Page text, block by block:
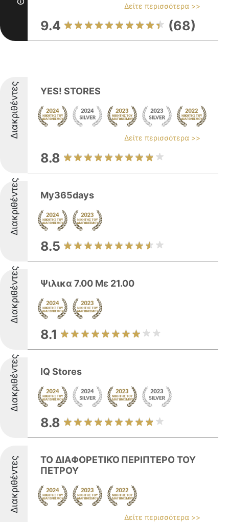
Δείτε περισσότερα >>
9.4 (68)
Διακριθέντες YES! STORES
Δείτε περισσότερα >>
8.8
Διακριθέντες My365days
8.5
Διακριθέντες Ψιλικα 7.00 Με 21.00
8.1
Διακριθέντες IQ Stores
8.8
Διακριθέντες
ΤΟ ΔΙΑΦΟΡΕΤΙΚΌ ΠΕΡΙΠΤΕΡΟ ΤΟΥ
ΠΕΤΡΟΥ
Δείτε περισσότερα >>